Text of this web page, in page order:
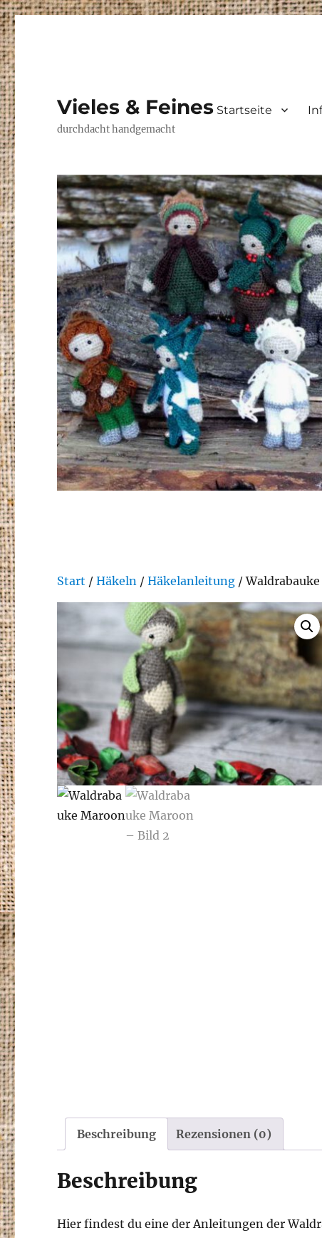
Vieles & Feines
durchdacht handgemacht
Startseite
Start /Häkeln /Häkelanleitung /
Beschreibung Rezensionen (0)
Beschreibung
Hier findest du eine der Anleitungen der